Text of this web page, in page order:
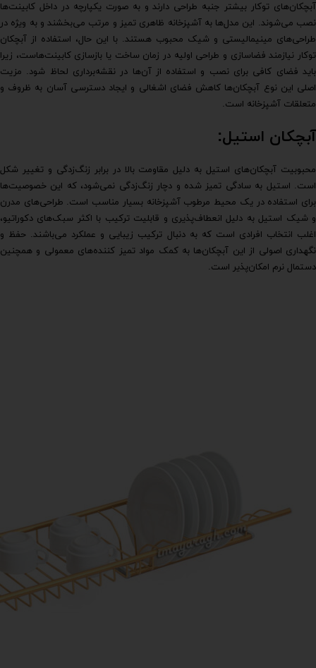
آبچکان‌های توکار بیشتر جنبه طراحی دارند و به صورت یکپارچه در داخل کابینت‌ها
نصب می‌شوند. این مدل‌ها به آشپزخانه ظاهری تمیز و مرتب می‌بخشند و به ویژه در
طراحی‌های مینیمالیستی و شیک محبوب هستند. با این حال، استفاده از آبچکان
توکار نیازمند فضاسازی و طراحی اولیه در زمان ساخت یا بازسازی کابینت‌هاست، زیرا
باید فضای کافی برای نصب و استفاده از آن‌ها در نقشه‌برداری لحاظ شود. مزیت
اصلی این نوع آبچکان‌ها کاهش فضای اشغالی و ایجاد دسترسی آسان به ظروف و
متعلقات آشپزخانه است.
آبچکان استیل:
محبوبیت آبچکان‌های استیل به دلیل مقاومت بالا در برابر زنگ‌زدگی و تغییر شکل
است. استیل به سادگی تمیز شده و دچار زنگ‌زدگی نمی‌شود، که این خصوصیت‌ها
برای استفاده در یک محیط مرطوب آشپزخانه بسیار مناسب است. طراحی‌های مدرن
و شیک استیل به دلیل انعطاف‌پذیری و قابلیت ترکیب با اکثر سبک‌های دکوراتیو،
اغلب انتخاب افرادی است که به دنبال ترکیب زیبایی و عملکرد می‌باشند. حفظ و
نگهداری اصولی از این آبچکان‌ها به کمک مواد تمیز کننده‌های معمولی و همچنین
دستمال نرم امکان‌پذیر است.